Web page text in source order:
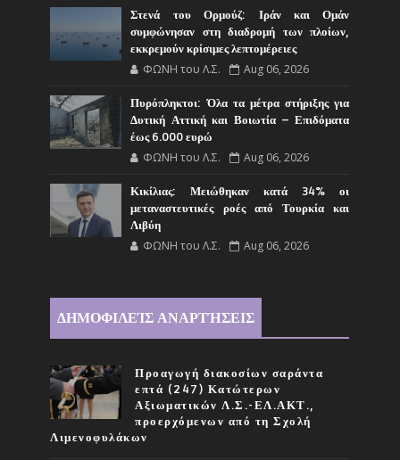
Στενά του Ορμούζ: Ιράν και Ομάν
συμφώνησαν στη διαδρομή των πλοίων,
εκκρεμούν κρίσιμες λεπτομέρειες
ΦΩΝΗ του Λ.Σ. Aug 06, 2026
Πυρόπληκτοι: Όλα τα μέτρα στήριξης για
Δυτική Αττική και Βοιωτία – Επιδόματα
έως 6.000 ευρώ
ΦΩΝΗ του Λ.Σ. Aug 06, 2026
Κικίλιας: Μειώθηκαν κατά 34% οι
μεταναστευτικές ροές από Τουρκία και
Λιβύη
ΦΩΝΗ του Λ.Σ. Aug 06, 2026
ΔΗΜΟΦΙΛΕΊΣ ΑΝΑΡΤΉΣΕΙΣ
Προαγωγή διακοσίων σαράντα
επτά (247) Κατώτερων
Αξιωματικών Λ.Σ.-ΕΛ.ΑΚΤ.,
προερχόμενων από τη Σχολή
Λιμενοφυλάκων